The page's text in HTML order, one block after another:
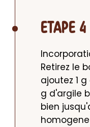
ETAPE 4
Retirez le
ajoutez 1
g d'argile
bien